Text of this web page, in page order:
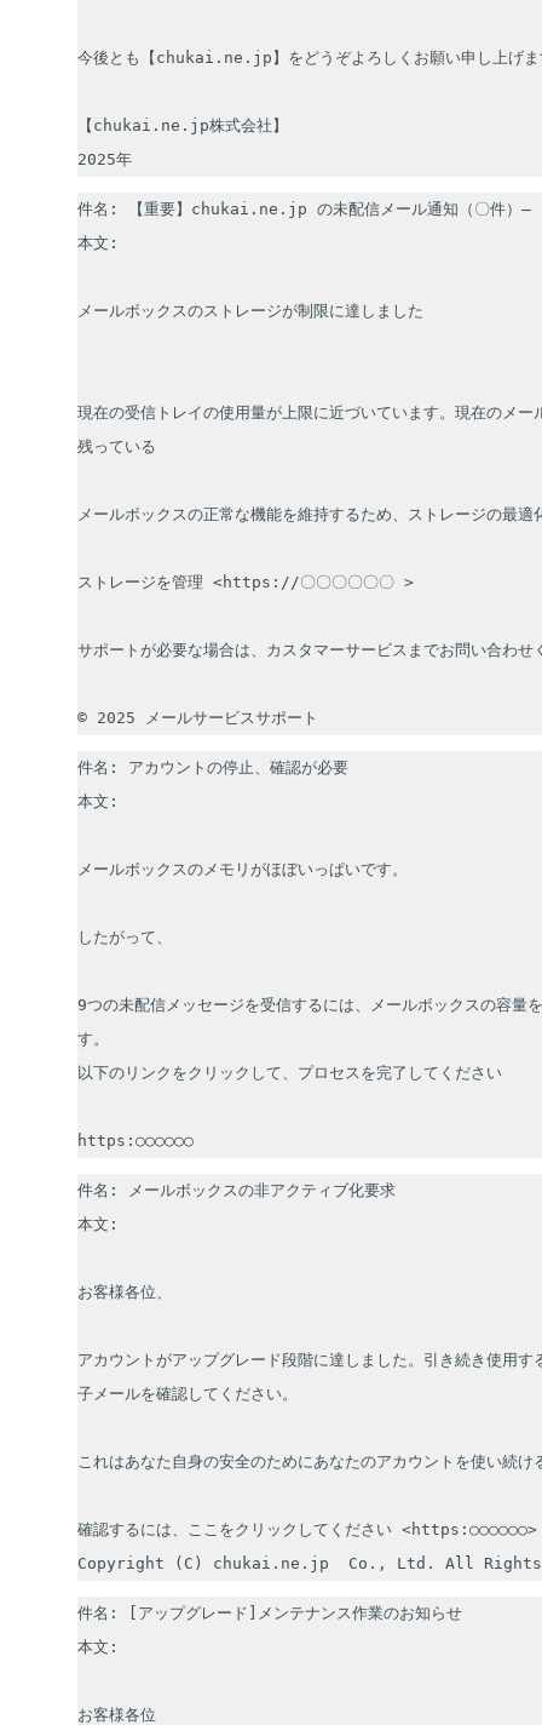
今後とも【chukai.ne.jp】をどうぞよろしくお願い申し上げま
【chukai.ne.jp株式会社】
件名: 【重要】chukai.ne.jp の未配信メール通知（〇件）—
本文:
メールボックスのストレージが制限に達しました
現在の受信トレイの使用量が上限に近づいています。現在のメ
残っている
メールボックスの正常な機能を維持するため、ストレージの最適
ストレージを管理 <https://〇〇〇〇〇〇 >
サポートが必要な場合は、カスタマーサービスまでお問い合わせ
件名: アカウントの停止、確認が必要
本文:
メールボックスのメモリがほぼいっぱいです。
したがって、
9つの未配信メッセージを受信するには、メールボックスの容量
す。
以下のリンクをクリックして、プロセスを完了してください
https:○○○○○○
件名: メールボックスの非アクティブ化要求
本文:
お客様各位、
アカウントがアップグレード段階に達しました。引き続き使用す
子メールを確認してください。
これはあなた自身の安全のためにあなたのアカウントを使い続け
確認するには、ここをクリックしてください <https:○○○○○○>
Copyright (C) chukai.ne.jp  Co., Ltd. All Rights
件名: [アップグレード]メンテナンス作業のお知らせ
本文:
お客様各位